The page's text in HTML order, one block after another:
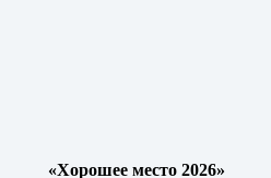
«Хорошее место 2026»